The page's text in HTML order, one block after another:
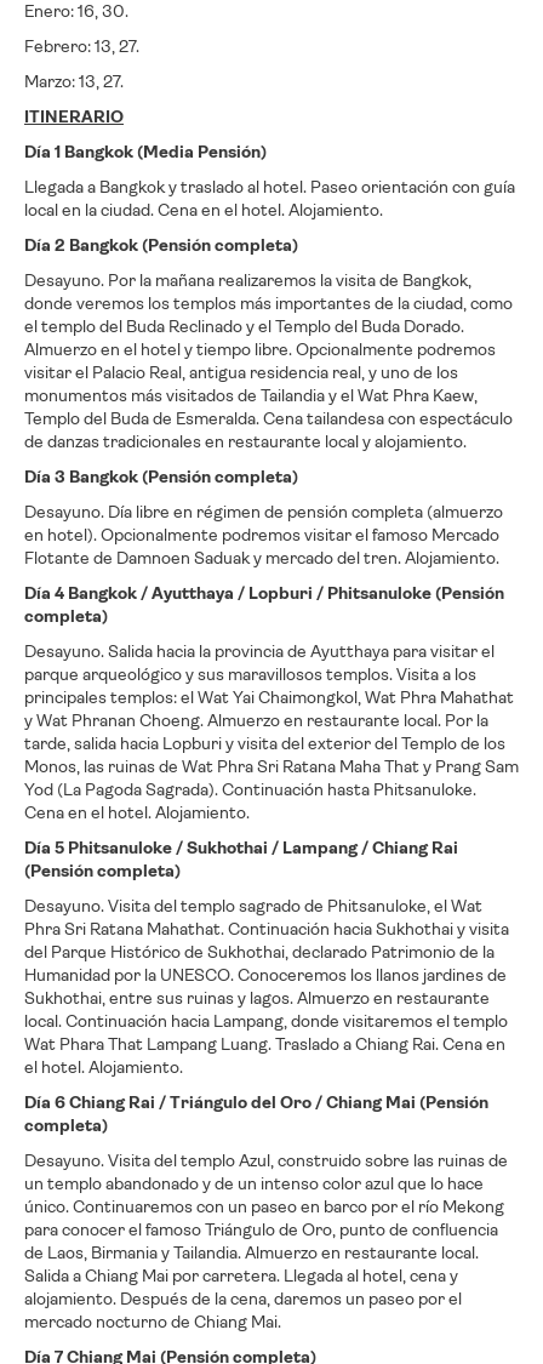
Enero: 16, 30.
Febrero: 13, 27.
Marzo: 13, 27.
ITINERARIO
Día 1 Bangkok (Media Pensión)
Llegada a Bangkok y traslado al hotel. Paseo orientación con guía
local en la ciudad. Cena en el hotel. Alojamiento.
Día 2 Bangkok (Pensión completa)
Desayuno. Por la mañana realizaremos la visita de Bangkok,
donde veremos los templos más importantes de la ciudad, como
el templo del Buda Reclinado y el Templo del Buda Dorado.
Almuerzo en el hotel y tiempo libre. Opcionalmente podremos
visitar el Palacio Real, antigua residencia real, y uno de los
monumentos más visitados de Tailandia y el Wat Phra Kaew,
Templo del Buda de Esmeralda. Cena tailandesa con espectáculo
de danzas tradicionales en restaurante local y alojamiento.
Día 3 Bangkok (Pensión completa)
Desayuno. Día libre en régimen de pensión completa (almuerzo
en hotel). Opcionalmente podremos visitar el famoso Mercado
Flotante de Damnoen Saduak y mercado del tren. Alojamiento.
Día 4 Bangkok / Ayutthaya / Lopburi / Phitsanuloke (Pensión
completa)
Desayuno. Salida hacia la provincia de Ayutthaya para visitar el
parque arqueológico y sus maravillosos templos. Visita a los
principales templos: el Wat Yai Chaimongkol, Wat Phra Mahathat
y Wat Phranan Choeng. Almuerzo en restaurante local. Por la
tarde, salida hacia Lopburi y visita del exterior del Templo de los
Monos, las ruinas de Wat Phra Sri Ratana Maha That y Prang Sam
Yod (La Pagoda Sagrada). Continuación hasta Phitsanuloke.
Cena en el hotel. Alojamiento.
Día 5 Phitsanuloke / Sukhothai / Lampang / Chiang Rai
(Pensión completa)
Desayuno. Visita del templo sagrado de Phitsanuloke, el Wat
Phra Sri Ratana Mahathat. Continuación hacia Sukhothai y visita
del Parque Histórico de Sukhothai, declarado Patrimonio de la
Humanidad por la UNESCO. Conoceremos los llanos jardines de
Sukhothai, entre sus ruinas y lagos. Almuerzo en restaurante
local. Continuación hacia Lampang, donde visitaremos el templo
Wat Phara That Lampang Luang. Traslado a Chiang Rai. Cena en
el hotel. Alojamiento.
Día 6 Chiang Rai / Triángulo del Oro / Chiang Mai (Pensión
completa)
Desayuno. Visita del templo Azul, construido sobre las ruinas de
un templo abandonado y de un intenso color azul que lo hace
único. Continuaremos con un paseo en barco por el río Mekong
para conocer el famoso Triángulo de Oro, punto de confluencia
de Laos, Birmania y Tailandia. Almuerzo en restaurante local.
Salida a Chiang Mai por carretera. Llegada al hotel, cena y
alojamiento. Después de la cena, daremos un paseo por el
mercado nocturno de Chiang Mai.
Día 7 Chiang Mai (Pensión completa)